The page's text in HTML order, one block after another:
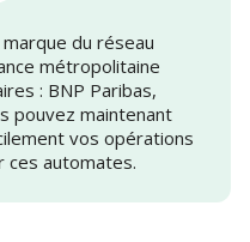
du réseau
métropolitaine
: BNP Paribas,
pouvez maintenant
vos opérations
ces automates.